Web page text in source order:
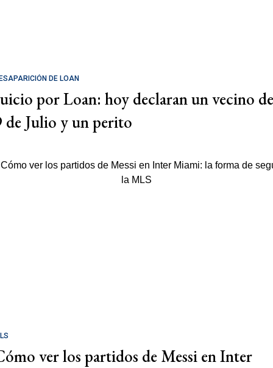
DE LOAN
por Loan: hoy declaran un vecino de
de Julio y un perito
ver los partidos de Messi en Inter